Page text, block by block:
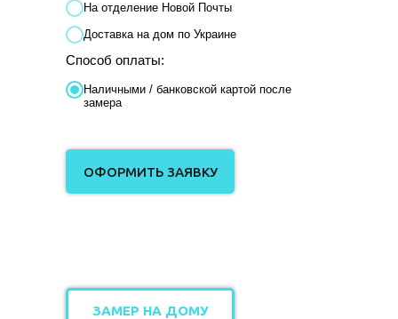
На отделение Новой Почты
Доставка на дом по Украине
Способ оплаты:
Наличными / банковской картой после
замера
ОФОРМИТЬ ЗАЯВКУ
ЗАМЕР НА ДОМУ